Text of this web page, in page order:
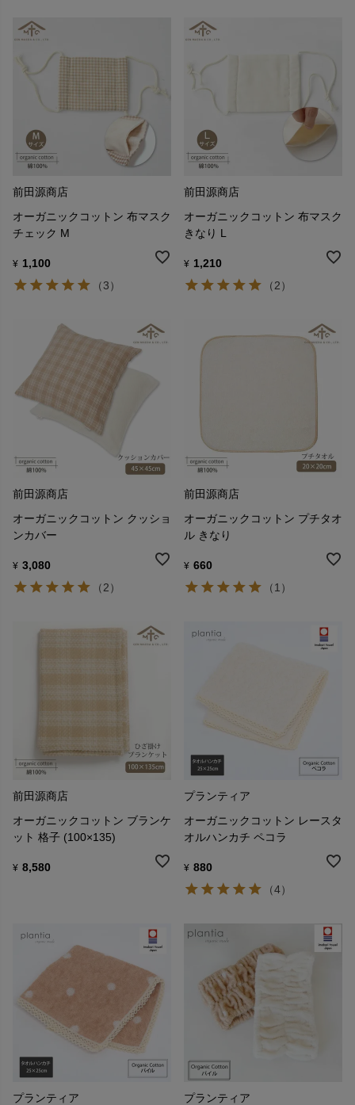
前田源商店
オーガニックコットン 布マスク
チェック M
¥ 1,100
（3）
前田源商店
オーガニックコットン 布マスク
きなり L
¥ 1,210
（2）
前田源商店
オーガニックコットン クッショ
ンカバー
¥ 3,080
（2）
前田源商店
オーガニックコットン プチタオ
ル きなり
¥ 660
（1）
前田源商店
オーガニックコットン ブランケ
ット 格子 (100×135)
¥ 8,580
プランティア
オーガニックコットン レースタ
オルハンカチ ペコラ
¥ 880
（4）
プランティア
プランティア